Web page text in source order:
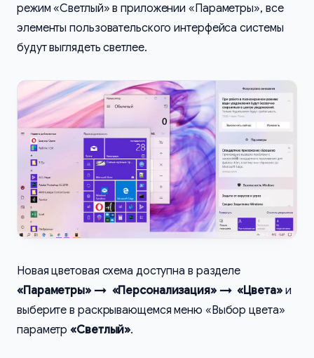
режим «Светлый» в приложении «Параметры», все
элементы пользовательского интерфейса системы
будут выглядеть светлее.
Новая цветовая схема доступна в разделе
«Параметры» → «Персонализация» → «Цвета»и
выберите в раскрывающемся меню «Выбор цвета»
параметр«Светлый».